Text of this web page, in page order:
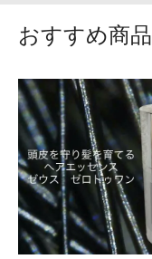
おすすめ商品